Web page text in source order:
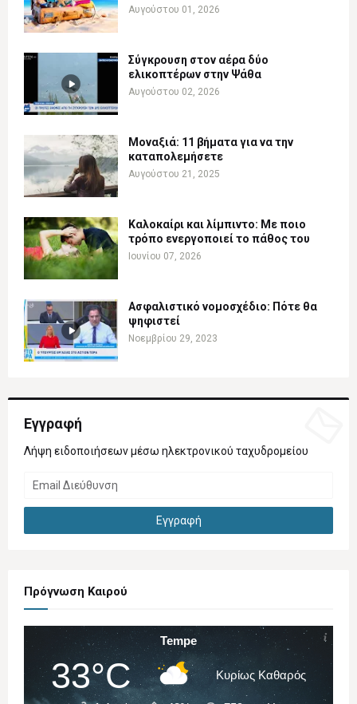
Αυγούστου 01, 2026
Σύγκρουση στον αέρα δύο
ελικοπτέρων στην Ψάθα
Αυγούστου 02, 2026
Μοναξιά: 11 βήματα για να την
καταπολεμήσετε
Αυγούστου 21, 2025
Καλοκαίρι και λίμπιντο: Με ποιο
τρόπο ενεργοποιεί το πάθος του
Ιουνίου 07, 2026
Ασφαλιστικό νομοσχέδιο: Πότε θα
ψηφιστεί
Νοεμβρίου 29, 2023
Εγγραφή
Λήψη ειδοποιήσεων μέσω ηλεκτρονικού ταχυδρομείου
Πρόγνωση Καιρού
Tempe
33°C Κυρίως Καθαρός